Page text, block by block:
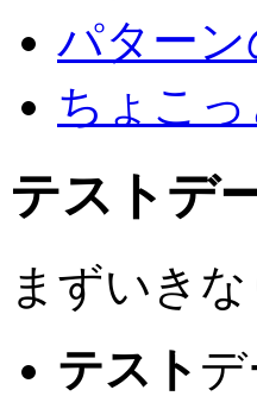
パター
ちょこ
テスト デ
まずいきな
テスト